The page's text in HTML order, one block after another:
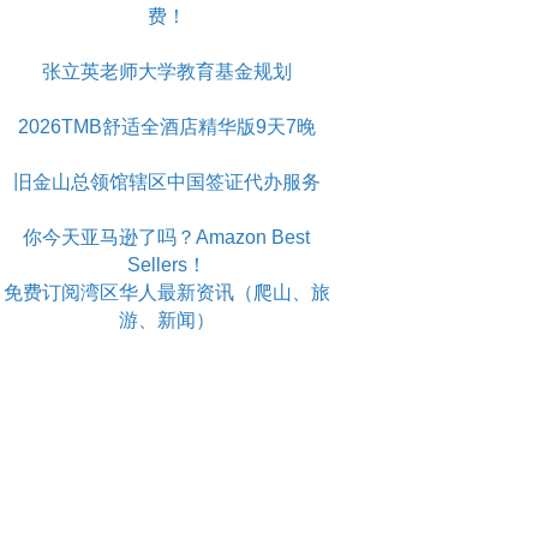
费！
张立英老师大学教育基金规划
2026TMB舒适全酒店精华版9天7晚
旧金山总领馆辖区中国签证代办服务
你今天亚马逊了吗？Amazon Best
Sellers！
免费订阅湾区华人最新资讯（爬山、旅
游、新闻）